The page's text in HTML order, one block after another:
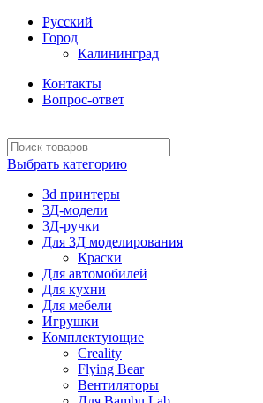
Русский
Город
Калининград
Контакты
Вопрос-ответ
Выбрать категорию
3d принтеры
3Д-модели
3Д-ручки
Для 3Д моделирования
Краски
Для автомобилей
Для кухни
Для мебели
Игрушки
Комплектующие
Creality
Flying Bear
Вентиляторы